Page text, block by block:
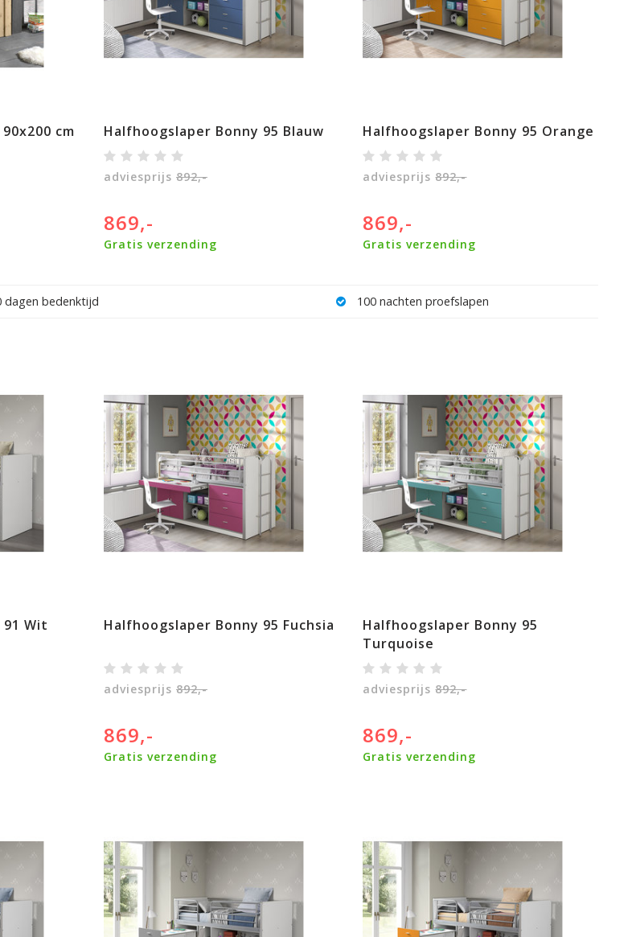
Halfhoogslaper Oliver 90x200 cm Halfhoogslaper Bonny 95 Blauw
adviesprijs 892,-
869,-
Gratis verzending
Halfhoogslaper Bonny 95 Orange
adviesprijs 892,-
869,-
Gratis verzending
proefslapen Veilig achteraf betalen
Wit Halfhoogslaper Bonny 95 Fuchsia
adviesprijs 892,-
869,-
Gratis verzending
Halfhoogslaper Bonny 95
Turquoise
adviesprijs 892,-
869,-
Gratis verzending